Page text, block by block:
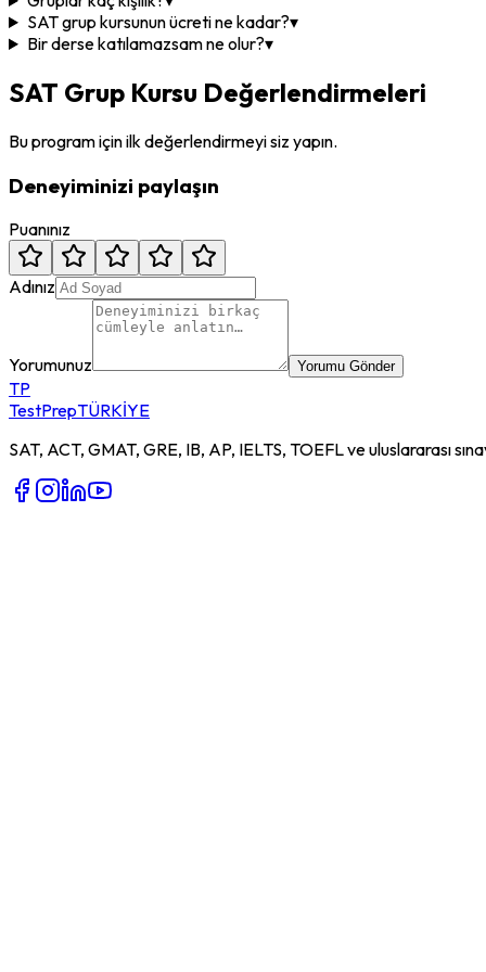
SAT grup kursunun ücreti ne kadar?▾
Bir derse katılamazsam ne olur?▾
SAT Grup Kursu Değerlendirmeleri
Bu program için ilk değerlendirmeyi siz yapın.
Deneyiminizi paylaşın
Puanınız
Adınız
Yorumunuz Yorumu Gönder
TP
TestPrepTÜRKİYE
SAT, ACT, GMAT, GRE, IB, AP, IELTS, TOEFL ve uluslararası